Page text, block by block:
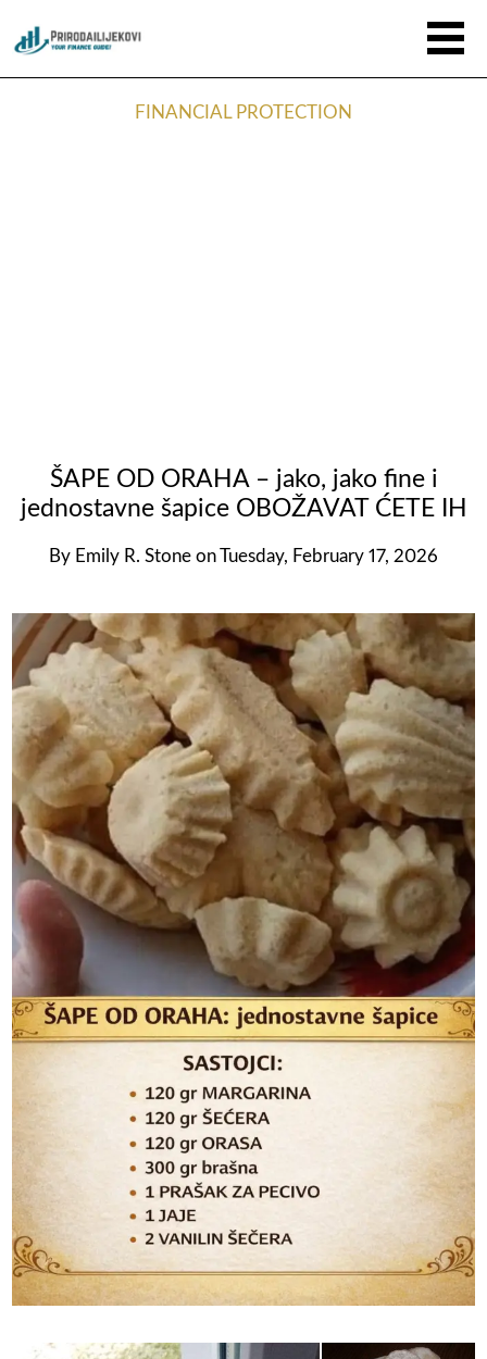
FINANCIAL PROTECTION
ŠAPE OD ORAHA – jako, jako fine i
jednostavne šapice OBOŽAVAT ĆETE IH
By Emily R. Stone on Tuesday, February 17, 2026